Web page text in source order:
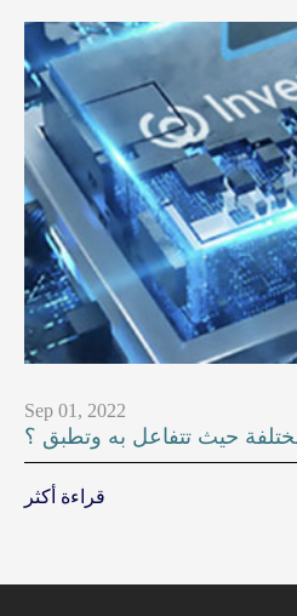
Sep 01, 2022
حيث تتفاعل به وتطبق ؟
قراءة أكثر